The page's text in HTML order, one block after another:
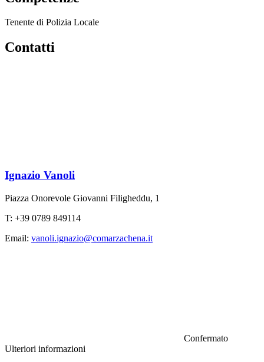
Tenente di Polizia Locale
Contatti
Ignazio Vanoli
Piazza Onorevole Giovanni Filigheddu, 1
T: +39 0789 849114
Email: vanoli.ignazio@comarzachena.it
Confermato
Ulteriori informazioni